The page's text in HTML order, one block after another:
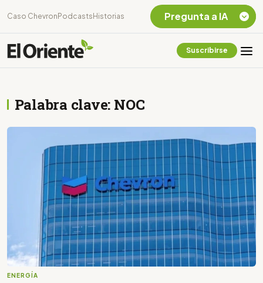
Caso Chevron Podcasts Historias
Suscribirse
Palabra clave: NOC
ENERGÍA
Pregunta a IA
Amazonia Ecuatoriana
¿En que consiste la
tasa minera que rige en
Ecuador?